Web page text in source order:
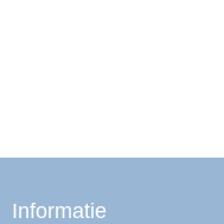
Informatie